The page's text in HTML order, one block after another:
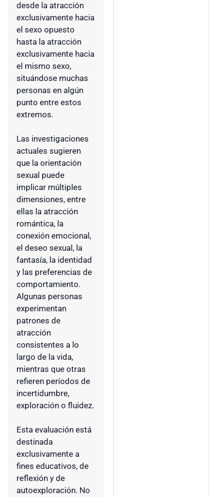
desde la atracción
exclusivamente hacia
el sexo opuesto
hasta la atracción
exclusivamente hacia
el mismo sexo,
situándose muchas
personas en algún
punto entre estos
extremos.
Las investigaciones
actuales sugieren
que la orientación
sexual puede
implicar múltiples
dimensiones, entre
ellas la atracción
romántica, la
conexión emocional,
el deseo sexual, la
fantasía, la identidad
y las preferencias de
comportamiento.
Algunas personas
experimentan
patrones de
atracción
consistentes a lo
largo de la vida,
mientras que otras
refieren períodos de
incertidumbre,
exploración o fluidez.
Esta evaluación está
destinada
exclusivamente a
fines educativos, de
reflexión y de
autoexploración. No